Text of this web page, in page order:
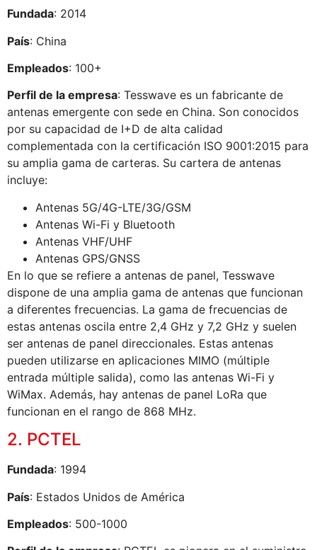
Fundada: 2014
País: China
Empleados: 100+
Perfil de la empresa: Tesswave es un fabricante de
antenas emergente con sede en China. Son conocidos
por su capacidad de I+D de alta calidad
complementada con la certificación ISO 9001:2015 para
su amplia gama de carteras. Su cartera de antenas
incluye:
Antenas 5G/4G-LTE/3G/GSM
Antenas Wi-Fi y Bluetooth
Antenas VHF/UHF
Antenas GPS/GNSS
En lo que se refiere a antenas de panel, Tesswave
dispone de una amplia gama de antenas que funcionan
a diferentes frecuencias. La gama de frecuencias de
estas antenas oscila entre 2,4 GHz y 7,2 GHz y suelen
ser antenas de panel direccionales. Estas antenas
pueden utilizarse en aplicaciones MIMO (múltiple
entrada múltiple salida), como las antenas Wi-Fi y
WiMax. Además, hay antenas de panel LoRa que
funcionan en el rango de 868 MHz.
2. PCTEL
Fundada: 1994
País: Estados Unidos de América
Empleados: 500-1000